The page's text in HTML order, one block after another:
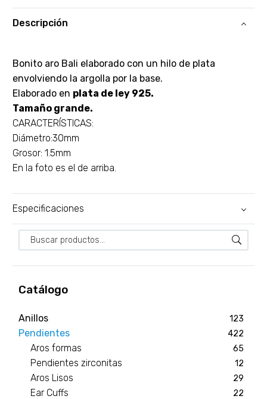
Catálogo
Anillos 123
Pendientes 422
Aros formas 65
Pendientes zirconitas 12
Aros Lisos 29
Ear Cuffs 22
Descripción
Bonito aro Bali elaborado con un hilo de plata
envolviendo la argolla por la base.
Elaborado en plata de ley 925.
Tamaño grande.
CARACTERÍSTICAS:
Diámetro:30mm
Grosor: 1.5mm
En la foto es el de arriba.
Especificaciones